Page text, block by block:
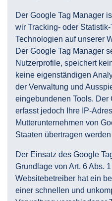
Der Google Tag Manager
wir Tracking- oder
Technologien auf unserer
Der Google Tag Manager
Nutzerprofile, speichert
keine eigenständigen
der Verwaltung und
eingebundenen Tools. Der
erfasst jedoch Ihre IP-
Mutterunternehmen von
Staaten übertragen
Der Einsatz des Google
Grundlage von Art. 6 Abs.
Websitebetreiber hat ein
einer schnellen und